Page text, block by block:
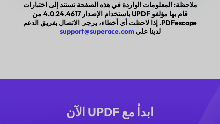
وجدت وظيفة ممتعة أيضًا، حيث يمكنني بسهولة عرض
ملاحظة: المعلومات الواردة في هذه الصفحة تستند إلى اختبارات
قام بها مؤلفو UPDF باستخدام الإصدار 4.0.24.4617 من
PDFescape. إذا لاحظت أي أخطاء، يرجى الاتصال بفريق الدعم
لدينا علىsupport@superace.com
ابدأ مع UPDF الآن